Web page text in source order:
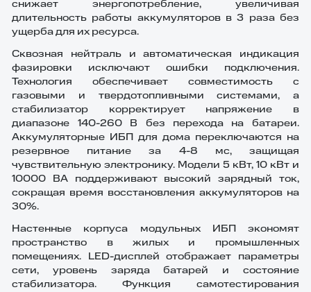
снижает энергопотребление, увеличивая
длительность работы аккумуляторов в 3 раза без
ущерба для их ресурса.
Сквозная нейтраль и автоматическая индикация
фазировки исключают ошибки подключения.
Технология обеспечивает совместимость с
газовыми и твердотопливными системами, а
стабилизатор корректирует напряжение в
диапазоне 140-260 В без перехода на батареи.
Аккумуляторные ИБП для дома переключаются на
резервное питание за 4-8 мс, защищая
чувствительную электронику. Модели 5 кВт, 10 кВт и
10000 ВА поддерживают высокий зарядный ток,
сокращая время восстановления аккумуляторов на
30%.
Настенные корпуса модульных ИБП экономят
пространство в жилых и промышленных
помещениях. LED-дисплей отображает параметры
сети, уровень заряда батарей и состояние
стабилизатора. Функция самотестирования